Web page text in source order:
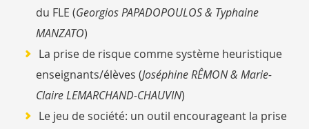
du FLE (Georgios PAPADOPOULOS & Typhaine
MANZATO)
La prise de risque comme système heuristique
enseignants/élèves (Joséphine RÊMON & Marie-
Claire LEMARCHAND-CHAUVIN)
Le jeu de société: un outil encourageant la prise